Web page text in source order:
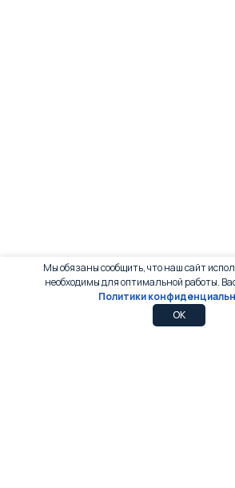
Мы обязаны сообщить, что наш сайт
необходимы для оптимальной работы.
Политики
OK